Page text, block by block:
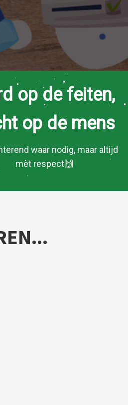
op de feiten,
op de mens
waar nodig, maar altijd
met respect🙌